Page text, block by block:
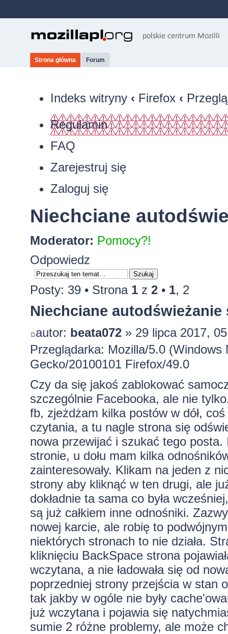
Strona główna Forum
Indeks witryny ‹ Firefox ‹
Regulamin
FAQ
Zarejestruj się
Zaloguj się
Niechciane
Moderator: Pomocy?!
Odpowiedz
Posty: 39 • Strona 1z 2• 1, 2
Niechciane autodświeżanie
autor: beata072» 29 lipca 2017,
Przeglądarka: Mozilla/5.0
Gecko/20100101 Firefox/49.0
Czy da się jakoś zablokować
szczególnie Facebooka, ale nie
fb, zjeżdżam kilka postów w dół,
czytania, a tu nagle strona się
nowa przewijać i szukać tego posta.
stronie, u dołu mam kilka
zainteresowały. Klikam na jeden z
strony aby kliknąć w ten drugi, ale
dokładnie ta sama co była
są już całkiem inne odnośniki.
nowej karcie, ale robię to
niektórych stronach to nie działa.
kliknięciu BackSpace strona
wczytana, a nie ładowała się od
poprzedniej strony przejścia w stan
tak jakby w ogóle nie były
już wczytana i pojawia się
sumie 2 różne problemy, ale może